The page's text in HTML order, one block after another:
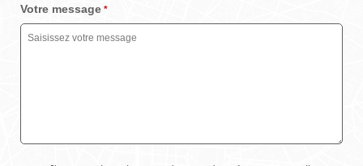
Votre message *